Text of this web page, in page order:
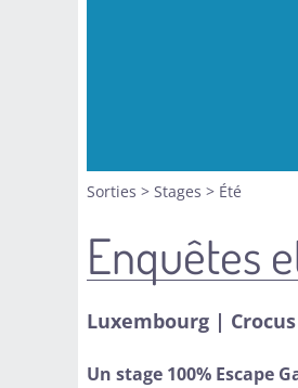
Sorties > Stages > Été
Enquêtes
Luxembourg |
Un stage 100% Escape